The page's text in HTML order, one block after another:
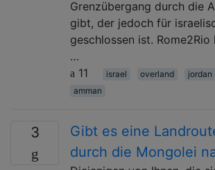
Grenzübergang durch die
gibt, der jedoch für
geschlossen ist.
…
11
israel overland jordan
amman
3
Gibt es eine
durch die Mongolei